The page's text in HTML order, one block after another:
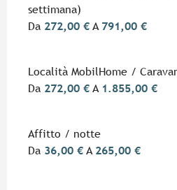
settimana)
Da 272,00 € A 791,00 €
Località MobilHome /
Da 272,00 € A 1.855,00 €
Affitto / notte
Da 36,00 € A 265,00 €